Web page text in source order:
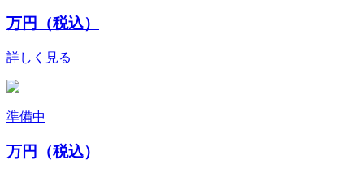
万円（税込）
詳しく見る
準備中
万円（税込）